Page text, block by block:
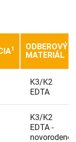
1
ODBEROVÝ
MATERIÁL
K3/K2
EDTA
K3/K2
EDTA -
novorodenci